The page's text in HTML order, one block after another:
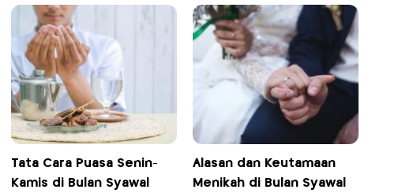
Tata Cara Puasa Senin-
Kamis di Bulan Syawal
Alasan dan Keutamaan
Menikah di Bulan Syawal